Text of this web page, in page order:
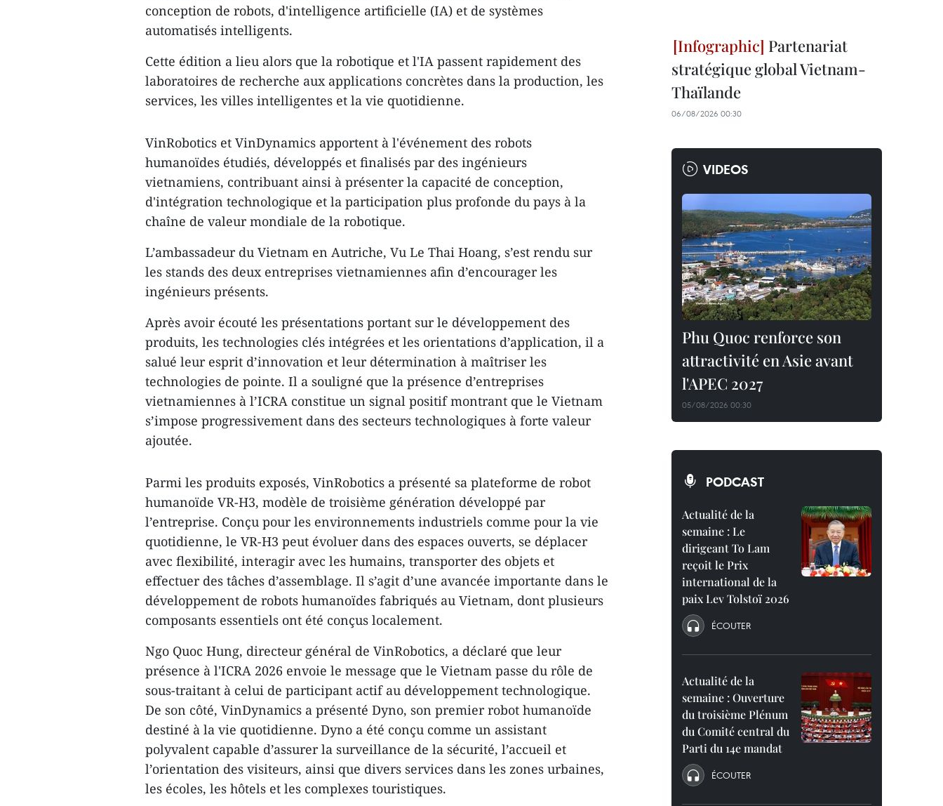
conception de robots, d'intelligence artificielle (IA) et de systèmes
automatisés intelligents.
Cette édition a lieu alors que la robotique et l'IA passent rapidement des
laboratoires de recherche aux applications concrètes dans la production, les
services, les villes intelligentes et la vie quotidienne.
VinRobotics et VinDynamics apportent à l'événement des robots
humanoïdes étudiés, développés et finalisés par des ingénieurs
vietnamiens, contribuant ainsi à présenter la capacité de conception,
d'intégration technologique et la participation plus profonde du pays à la
chaîne de valeur mondiale de la robotique.
L’ambassadeur du Vietnam en Autriche, Vu Le Thai Hoang, s’est rendu sur
les stands des deux entreprises vietnamiennes afin d’encourager les
ingénieurs présents.
Après avoir écouté les présentations portant sur le développement des
produits, les technologies clés intégrées et les orientations d’application, il a
salué leur esprit d’innovation et leur détermination à maîtriser les
technologies de pointe. Il a souligné que la présence d’entreprises
vietnamiennes à l’ICRA constitue un signal positif montrant que le Vietnam
s’impose progressivement dans des secteurs technologiques à forte valeur
ajoutée.
Parmi les produits exposés, VinRobotics a présenté sa plateforme de robot
humanoïde VR-H3, modèle de troisième génération développé par
l’entreprise. Conçu pour les environnements industriels comme pour la vie
quotidienne, le VR-H3 peut évoluer dans des espaces ouverts, se déplacer
avec flexibilité, interagir avec les humains, transporter des objets et
effectuer des tâches d’assemblage. Il s’agit d’une avancée importante dans le
développement de robots humanoïdes fabriqués au Vietnam, dont plusieurs
composants essentiels ont été conçus localement.
Ngo Quoc Hung, directeur général de VinRobotics, a déclaré que leur
présence à l'ICRA 2026 envoie le message que le Vietnam passe du rôle de
sous-traitant à celui de participant actif au développement technologique.
De son côté, VinDynamics a présenté Dyno, son premier robot humanoïde
destiné à la vie quotidienne. Dyno a été conçu comme un assistant
polyvalent capable d’assurer la surveillance de la sécurité, l’accueil et
l’orientation des visiteurs, ainsi que divers services dans les zones urbaines,
les écoles, les hôtels et les complexes touristiques.
Partenariat
stratégique global Vietnam-
Thaïlande
06/08/2026 00:30
VIDEOS
Phu Quoc renforce son
attractivité en Asie avant
l'APEC 2027
05/08/2026 00:30
PODCAST
Actualité de la
semaine : Le
dirigeant To Lam
reçoit le Prix
international de la
paix Lev Tolstoï 2026
ÉCOUTER
Actualité de la
semaine : Ouverture
du troisième Plénum
du Comité central du
Parti du 14e mandat
ÉCOUTER